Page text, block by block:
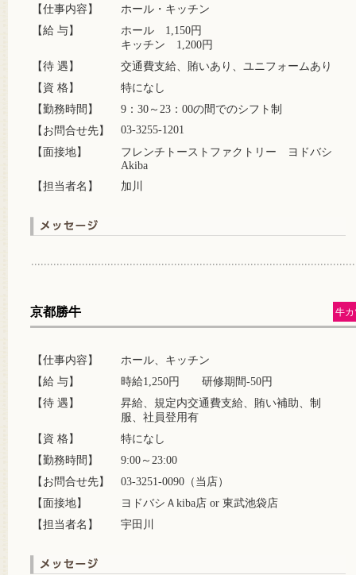
【仕事内容】
ホール・キッチン
【給 与】
ホール 1,150円
キッチン 1,200円
【待 遇】
交通費支給、賄いあり、ユニフォームあり
【資 格】
特になし
【勤務時間】
9：30～23：00の間でのシフト制
【お問合せ先】
03-3255-1201
【面接地】
フレンチトーストファクトリー ヨドバシ
Akiba
【担当者名】
加川
京都勝牛 牛
【仕事内容】
ホール、キッチン
【給 与】
時給1,250円 研修期間-50円
【待 遇】
昇給、規定内交通費支給、賄い補助、制
服、社員登用有
【資 格】
特になし
【勤務時間】
9:00～23:00
【お問合せ先】
03-3251-0090（当店）
【面接地】
ヨドバシＡkiba店 or 東武池袋店
【担当者名】
宇田川